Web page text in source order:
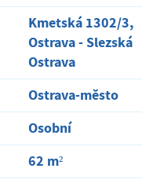
Kmetská 1302/3,
Ostrava - Slezská
Ostrava
Ostrava-město
Osobní
62 m²